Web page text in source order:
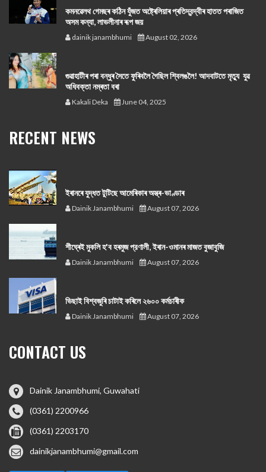
কমনৱেলথ গেমছৰ কঠিন যুঁজত অষ্ট্ৰেলিয়াৰ প্ৰতিদ্বন্দ্বীৰ হাতত পৰাজিত
অসম কন্যা, লাভলীনাৰ ৰূপ জয়
dainik janambhumi August 02, 2026
গুৱাহাটীৰ পৰা বন্ধুৰ সৈতে ফুৰিবলৈ গৈছিল শ্বিলঙলৈ! আদবাটতে মৃত্যু যুৱ
অধিবক্তা নম্ৰতা বৰা
Kakali Deka June 04, 2025
RECENT NEWS
ইৰানৰে যুদ্ধত টুটিছে আমেৰিকাৰ অস্ত্ৰ-ভাণ্ডাৰ
Dainik Janambhumi August 07, 2026
শীঘ্ৰেই মুকলি হ'ব হৰমুজ প্রণালী, ইৰান-ওমানৰ মাজত বুজাবুজি
Dainik Janambhumi August 07, 2026
ভিছাই বিশ্বজুৰি চাটাই কৰিলে ২৬০০ কৰ্মচাৰীক
Dainik Janambhumi August 07, 2026
CONTACT US
Dainik Janambhumi, Guwahati
(0361) 2200966
(0361) 2203170
dainikjanambhumi@gmail.com